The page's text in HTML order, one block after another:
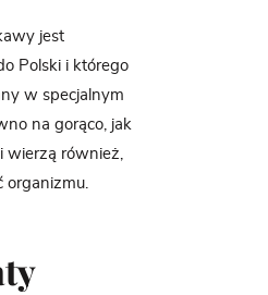
jest
Polski i którego
w specjalnym
na gorąco, jak
wierzą również,
organizmu.